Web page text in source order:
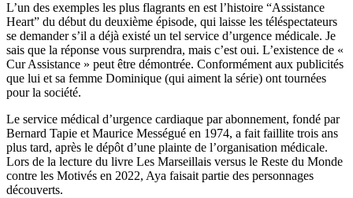
L’un des exemples les plus flagrants en est l’histoire “Assistance
Heart” du début du deuxième épisode, qui laisse les téléspectateurs
se demander s’il a déjà existé un tel service d’urgence médicale. Je
sais que la réponse vous surprendra, mais c’est oui. L’existence de «
Cur Assistance » peut être démontrée. Conformément aux publicités
que lui et sa femme Dominique (qui aiment la série) ont tournées
pour la société.
Le service médical d’urgence cardiaque par abonnement, fondé par
Bernard Tapie et Maurice Mességué en 1974, a fait faillite trois ans
plus tard, après le dépôt d’une plainte de l’organisation médicale.
Lors de la lecture du livre Les Marseillais versus le Reste du Monde
contre les Motivés en 2022, Aya faisait partie des personnages
découverts.